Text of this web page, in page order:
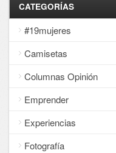
CATEGORÍAS
#19mujeres
Camisetas
Columnas Opinión
Emprender
Experiencias
Fotografía